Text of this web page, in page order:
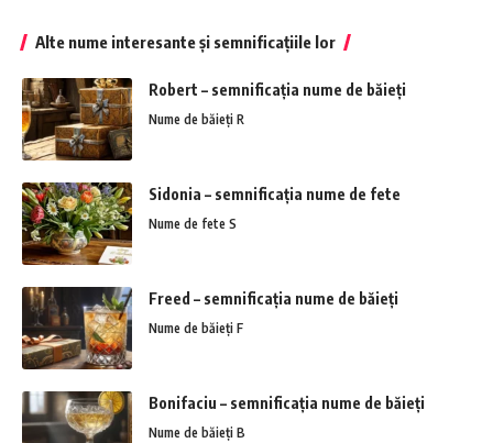
Alte nume interesante și semnificațiile lor
Robert – semnificația nume de băieți
Nume de băieți R
Sidonia – semnificația nume de fete
Nume de fete S
Freed – semnificația nume de băieți
Nume de băieți F
Bonifaciu – semnificația nume de băieți
Nume de băieți B